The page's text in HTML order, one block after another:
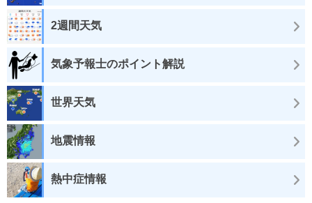
2週間天気
気象予報士のポイント解説
世界天気
地震情報
熱中症情報